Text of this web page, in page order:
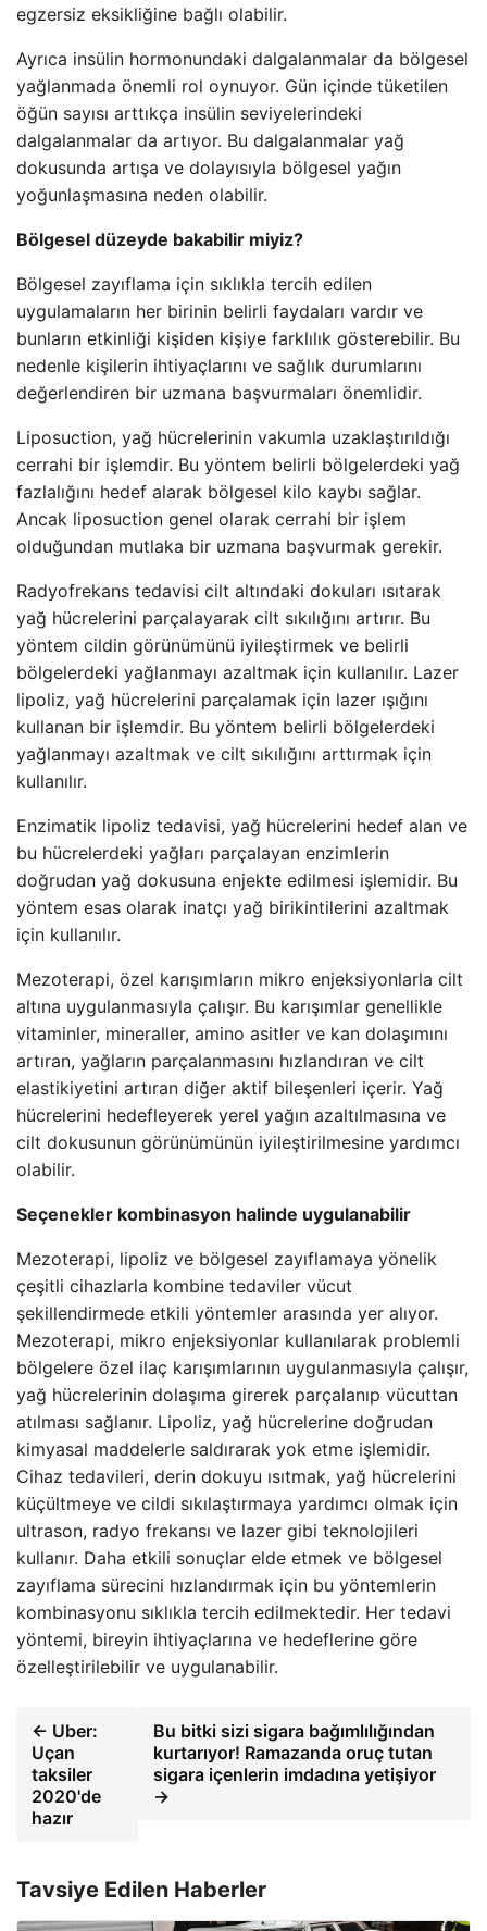
egzersiz eksikliğine bağlı olabilir.
Ayrıca insülin hormonundaki dalgalanmalar da bölgesel
yağlanmada önemli rol oynuyor. Gün içinde tüketilen
öğün sayısı arttıkça insülin seviyelerindeki
dalgalanmalar da artıyor. Bu dalgalanmalar yağ
dokusunda artışa ve dolayısıyla bölgesel yağın
yoğunlaşmasına neden olabilir.
Bölgesel düzeyde bakabilir miyiz?
Bölgesel zayıflama için sıklıkla tercih edilen
uygulamaların her birinin belirli faydaları vardır ve
bunların etkinliği kişiden kişiye farklılık gösterebilir. Bu
nedenle kişilerin ihtiyaçlarını ve sağlık durumlarını
değerlendiren bir uzmana başvurmaları önemlidir.
Liposuction, yağ hücrelerinin vakumla uzaklaştırıldığı
cerrahi bir işlemdir. Bu yöntem belirli bölgelerdeki yağ
fazlalığını hedef alarak bölgesel kilo kaybı sağlar.
Ancak liposuction genel olarak cerrahi bir işlem
olduğundan mutlaka bir uzmana başvurmak gerekir.
Radyofrekans tedavisi cilt altındaki dokuları ısıtarak
yağ hücrelerini parçalayarak cilt sıkılığını artırır. Bu
yöntem cildin görünümünü iyileştirmek ve belirli
bölgelerdeki yağlanmayı azaltmak için kullanılır. Lazer
lipoliz, yağ hücrelerini parçalamak için lazer ışığını
kullanan bir işlemdir. Bu yöntem belirli bölgelerdeki
yağlanmayı azaltmak ve cilt sıkılığını arttırmak için
kullanılır.
Enzimatik lipoliz tedavisi, yağ hücrelerini hedef alan ve
bu hücrelerdeki yağları parçalayan enzimlerin
doğrudan yağ dokusuna enjekte edilmesi işlemidir. Bu
yöntem esas olarak inatçı yağ birikintilerini azaltmak
için kullanılır.
Mezoterapi, özel karışımların mikro enjeksiyonlarla cilt
altına uygulanmasıyla çalışır. Bu karışımlar genellikle
vitaminler, mineraller, amino asitler ve kan dolaşımını
artıran, yağların parçalanmasını hızlandıran ve cilt
elastikiyetini artıran diğer aktif bileşenleri içerir. Yağ
hücrelerini hedefleyerek yerel yağın azaltılmasına ve
cilt dokusunun görünümünün iyileştirilmesine yardımcı
olabilir.
Seçenekler kombinasyon halinde uygulanabilir
Mezoterapi, lipoliz ve bölgesel zayıflamaya yönelik
çeşitli cihazlarla kombine tedaviler vücut
şekillendirmede etkili yöntemler arasında yer alıyor.
Mezoterapi, mikro enjeksiyonlar kullanılarak problemli
bölgelere özel ilaç karışımlarının uygulanmasıyla çalışır,
yağ hücrelerinin dolaşıma girerek parçalanıp vücuttan
atılması sağlanır. Lipoliz, yağ hücrelerine doğrudan
kimyasal maddelerle saldırarak yok etme işlemidir.
Cihaz tedavileri, derin dokuyu ısıtmak, yağ hücrelerini
küçültmeye ve cildi sıkılaştırmaya yardımcı olmak için
ultrason, radyo frekansı ve lazer gibi teknolojileri
kullanır. Daha etkili sonuçlar elde etmek ve bölgesel
zayıflama sürecini hızlandırmak için bu yöntemlerin
kombinasyonu sıklıkla tercih edilmektedir. Her tedavi
yöntemi, bireyin ihtiyaçlarına ve hedeflerine göre
özelleştirilebilir ve uygulanabilir.
← Uber:
Uçan
taksiler
2020'de
hazır
Bu bitki sizi sigara bağımlılığından
kurtarıyor! Ramazanda oruç tutan
sigara içenlerin imdadına yetişiyor
→
Tavsiye Edilen Haberler